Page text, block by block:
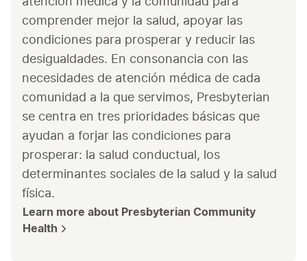
comprender mejor la salud, apoyar las
condiciones para prosperar y reducir las
desigualdades. En consonancia con las
necesidades de atención médica de cada
comunidad a la que servimos, Presbyterian
se centra en tres prioridades básicas que
ayudan a forjar las condiciones para
prosperar: la salud conductual, los
determinantes sociales de la salud y la salud
física.
Learn more about Presbyterian Community
Health